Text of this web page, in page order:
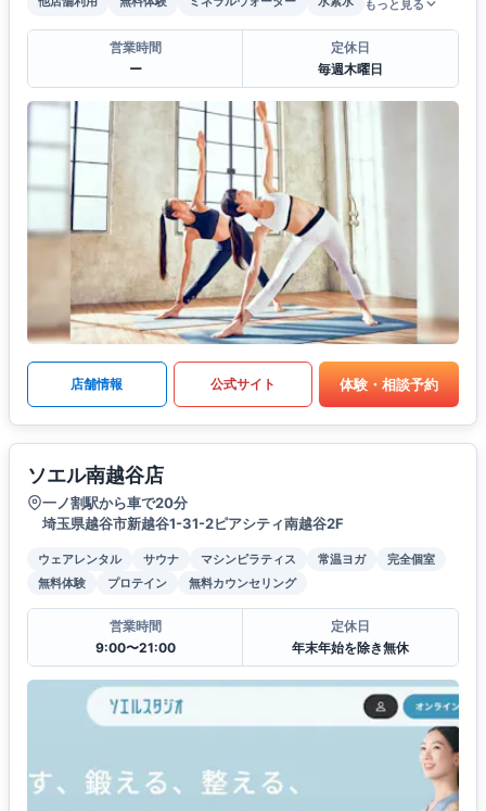
もっと見る
営業時間
ー
定休日
毎週木曜日
店舗情報 公式サイト 体験・相談予約
ソエル南越谷店
一ノ割駅から車で20分
埼玉県越谷市新越谷1-31-2ピアシティ南越谷2F
ウェアレンタル サウナ マシンピラティス 常温ヨガ
完全個室
無料体験
プロテイン 無料カウンセリング
営業時間
9:00〜21:00
定休日
年末年始を除き無休